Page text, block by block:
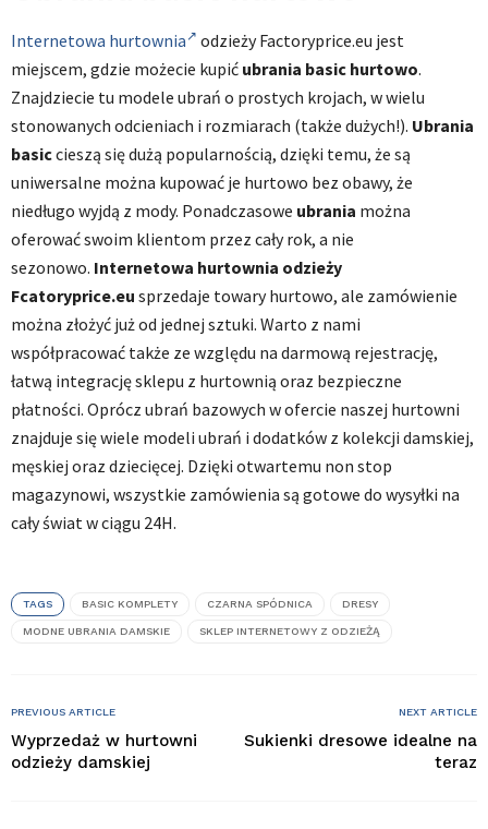
Internetowa hurtownia
odzieży Factoryprice.eu jest
miejscem, gdzie możecie kupić ubrania basic hurtowo.
Znajdziecie tu modele ubrań o prostych krojach, w wielu
stonowanych odcieniach i rozmiarach (także dużych!). Ubrania
basiccieszą się dużą popularnością, dzięki temu, że są
uniwersalne można kupować je hurtowo bez obawy, że
niedługo wyjdą z mody. Ponadczasowe ubrania można
oferować swoim klientom przez cały rok, a nie
sezonowo. Internetowa hurtownia odzieży
Fcatoryprice.eu sprzedaje towary hurtowo, ale zamówienie
można złożyć już od jednej sztuki. Warto z nami
współpracować także ze względu na darmową rejestrację,
łatwą integrację sklepu z hurtownią oraz bezpieczne
płatności. Oprócz ubrań bazowych w ofercie naszej hurtowni
znajduje się wiele modeli ubrań i dodatków z kolekcji damskiej,
męskiej oraz dziecięcej. Dzięki otwartemu non stop
magazynowi, wszystkie zamówienia są gotowe do wysyłki na
cały świat w ciągu 24H.
TAGS BASIC KOMPLETY CZARNA SPÓDNICA DRESY
MODNE UBRANIA DAMSKIE SKLEP INTERNETOWY Z ODZIEŻĄ
PREVIOUS ARTICLE
Wyprzedaż w hurtowni
odzieży damskiej
NEXT ARTICLE
Sukienki dresowe idealne na
teraz